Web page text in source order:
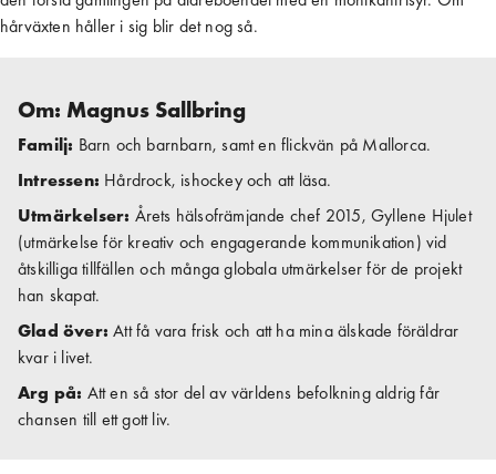
hårväxten håller i sig blir det nog så.
Om: Magnus Sallbring
Familj: Barn och barn­barn, samt en flickvän på Mallorca.
Intressen: Hårdrock, ishockey och att läsa.
Utmärkelser: Årets hälsofrämjande chef 2015, Gyllene Hjulet
(utmärkelse för kreativ och engagerande kommunikation) vid
åtskilliga tillfällen och många globala utmärkelser för de projekt
han skapat.
Glad över: Att få vara frisk och att ha mina älskade föräldrar
kvar i livet.
Arg på: Att en så stor del av världens befolkning aldrig får
chansen till ett gott liv.